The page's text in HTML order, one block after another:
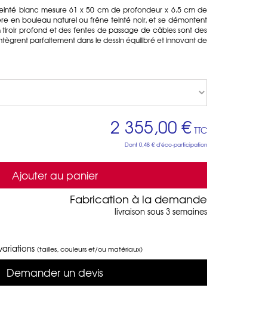
blanc mesure 61 x 50 cm de profondeur x 6.5 cm de
en bouleau naturel ou frêne teinté noir, et se démontent
tiroir profond et des fentes de passage de câbles sont des
parfaitement dans le dessin équilibré et innovant de
2 355,00 € TTC
Dont 0,48 € d'éco-participation
Ajouter au panier
Fabrication à la demande
livraison sous 3 semaines
(tailles, couleurs et/ou matériaux)
Demander un devis